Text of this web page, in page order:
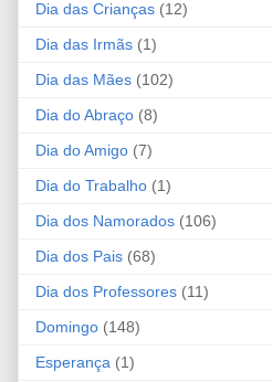
Dia das Crianças (12)
Dia das Irmãs (1)
Dia das Mães (102)
Dia do Abraço (8)
Dia do Amigo (7)
Dia do Trabalho (1)
Dia dos Namorados (106)
Dia dos Pais (68)
Dia dos Professores (11)
Domingo (148)
Esperança (1)